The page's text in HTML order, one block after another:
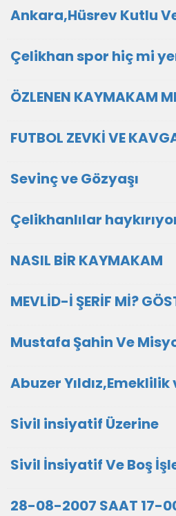
Ankara,Hüsrev Kutlu Ve
Çelikhan spor hiç mi
ÖZLENEN KAYMAKAM
FUTBOL ZEVKİ VE
Sevinç ve Gözyaşı
Çelikhanlılar
NASIL BİR KAYMAKAM
MEVLİD-İ ŞERİF Mİ?
Mustafa Şahin Ve
Abuzer
Sivil insiyatif Üzerine
Sivil İnsiyatif Ve Boş
28-08-2007 SAAT 17-